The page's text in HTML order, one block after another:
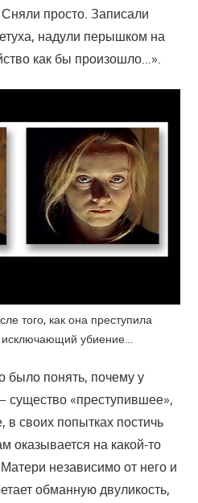
просто. Записали
надули перышком на
как бы произошло…».
того, как она преступила
исключающий убиение…
было понять, почему у
существо «преступившее»,
в своих попытках постичь
оказывается на какой-то
независимо от него и
обманную двуликость,